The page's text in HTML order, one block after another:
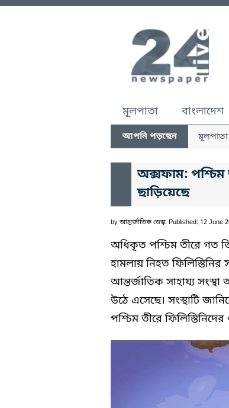
মূলপাতা বাংলাদেশ
আপনি পড়ছেন মূলপাতা
অক্সফাম: পশ্চিম
ছাড়িয়েছে
by আন্তর্জাতিক ডেস্ক Published: 12 June
অধিকৃত পশ্চিম তীরে গত
হামলায় নিহত
আন্তর্জাতিক সাহায্য
উঠে এসেছে। সংস্থাটি
পশ্চিম তীরে